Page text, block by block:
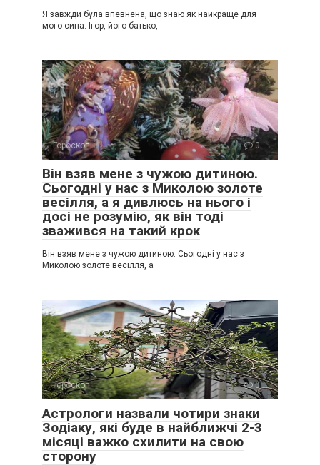
Я завжди була впевнена, що знаю як найкраще для
мого сина. Ігор, його батько,
Гороскоп 0
Він взяв мене з чужою дитиною.
Сьогодні у нас з Миколою золоте
весілля, а я дивлюсь на нього і
досі не розумію, як він тоді
зважився на такий крок
Він взяв мене з чужою дитиною. Сьогодні у нас з
Миколою золоте весілля, а
Гороскоп 0
Астрологи назвали чотири знаки
Зодіаку, які буде в найближчі 2-3
місяці важко схилити на свою
сторону